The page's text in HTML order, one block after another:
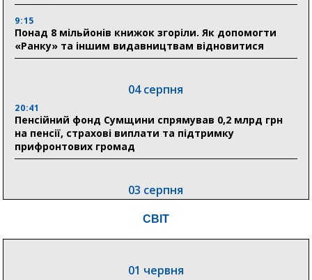
9:15
Понад 8 мільйонів книжок згоріли. Як допомогти
«Ранку» та іншим видавництвам відновитися
04 серпня
20:41
Пенсійний фонд Сумщини спрямував 0,2 млрд грн
на пенсії, страхові виплати та підтримку
прифронтових громад
03 серпня
Романько розширює програму відпочинку дітей із
СВІТ
01 червня